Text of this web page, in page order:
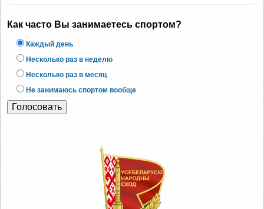
Как часто Вы занимаетесь спортом?
Каждый день
Несколько раз в неделю
Несколько раз в месяц
Не занимаюсь спортом вообще